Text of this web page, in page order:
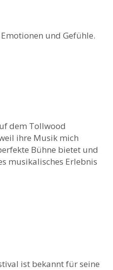
und Gefühle.
dem Tollwood
ihre Musik mich
Bühne bietet und
musikalisches Erlebnis
ist bekannt für seine